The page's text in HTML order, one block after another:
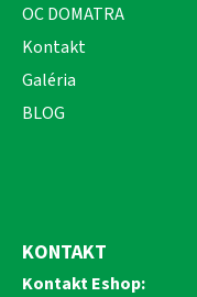
OC DOMATRA
Kontakt
Galéria
BLOG
KONTAKT
Kontakt Eshop: